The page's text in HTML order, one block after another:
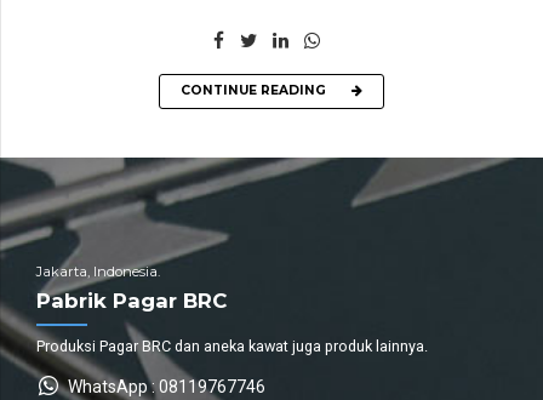
CONTINUE READING
Jakarta, Indonesia.
Pabrik Pagar BRC
Produksi Pagar BRC dan aneka kawat juga produk lainnya.
WhatsApp : 08119767746